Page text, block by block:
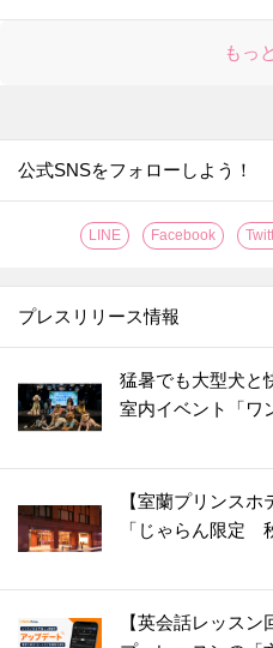
もっ
公式SNSをフォローしよう！
LINE Facebook
プレスリリース情報
猛暑でも大型犬と
室内イベント「ワ
【室蘭プリンス
「じゃらん限定
【英会話レッス